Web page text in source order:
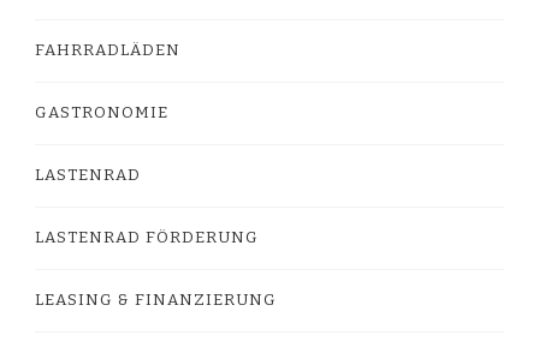
FAHRRADLÄDEN
GASTRONOMIE
LASTENRAD
LASTENRAD FÖRDERUNG
LEASING & FINANZIERUNG